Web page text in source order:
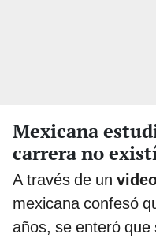
Mexicana
carrera no
A través de un
mexicana confesó
años, se enteró